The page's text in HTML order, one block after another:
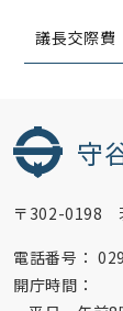
議長交際費
守
〒302-0198
電話番号：
開庁時間：